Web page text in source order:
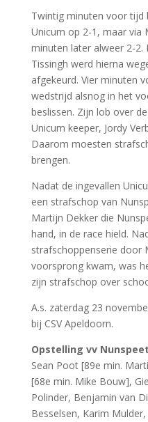
Twintig minuten voor tijd
Unicum op 2-1, maar via
minuten later alweer 2-2.
Tissingh werd hierna
afgekeurd. Vier minuten
wedstrijd alsnog in het
beslissen. Zijn lob over
Unicum keeper, Jordy
Daarom moesten
brengen.
Nadat de ingevallen
een strafschop van
Martijn Dekker die
hand, in de race hield.
strafschoppenserie door
voorsprong kwam, was
zijn strafschop over
A.s. zaterdag 23
bij CSV Apeldoorn.
Opstelling vv
Sean Poot [89e min.
[68e min. Mike Bouw],
Polinder, Benjamin van
Besselsen, Karim